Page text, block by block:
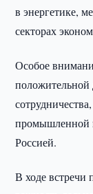
в энергетике,
секторах
Особое
положительной
промышленной
Россией.
В ходе встречи